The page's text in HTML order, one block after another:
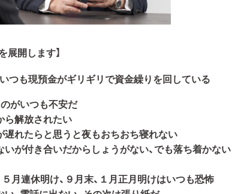
展開します】
つも現預金がギリギリで資金繰りを回している
がいつも不安だ
ら解放されたい
遅れたらと思うと夜もおちおち寝れない
が付き合いだからしょうがない、でも落ち着かない
月連休明け、９月末、１月正月明けはいつも恐怖